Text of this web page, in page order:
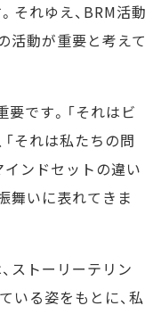
それゆえ、BRM活動
活動が重要と考えて
です。「それはビ
それは私たちの問
インドセットの違い
舞いに表れてきま
ストーリーテリン
いる姿をもとに、私